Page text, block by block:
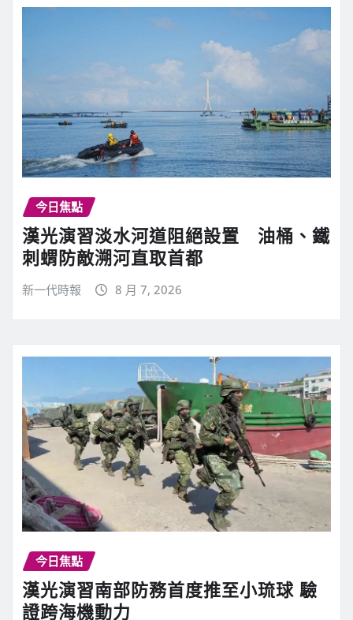
今日焦點
漢光演習淡水河道阻絕設置 油桶、鐵
刺蝟防敵溯河直取首都
新一代時報 8 月 7, 2026
今日焦點
漢光演習南部防務首度推至小琉球 驗
證跨海機動力